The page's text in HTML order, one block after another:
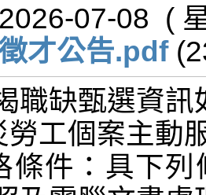
07-08  (
才公告.pdf
職缺甄選資訊
勞工個案主動
條件：具下